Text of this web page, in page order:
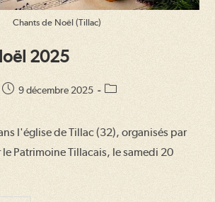
Chants de Noël (Tillac)
2025
Publication
9 décembre 2025
Post
l'église de Tillac (32), organisés par
Patrimoine Tillacais, le samedi 20